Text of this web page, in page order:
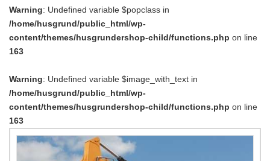
Warning: Undefined variable $popclass in
/home/husgrund/public_html/wp-
content/themes/husgrundershop-child/functions.php on line
163
Warning: Undefined variable $image_with_text in
/home/husgrund/public_html/wp-
content/themes/husgrundershop-child/functions.php on line
163